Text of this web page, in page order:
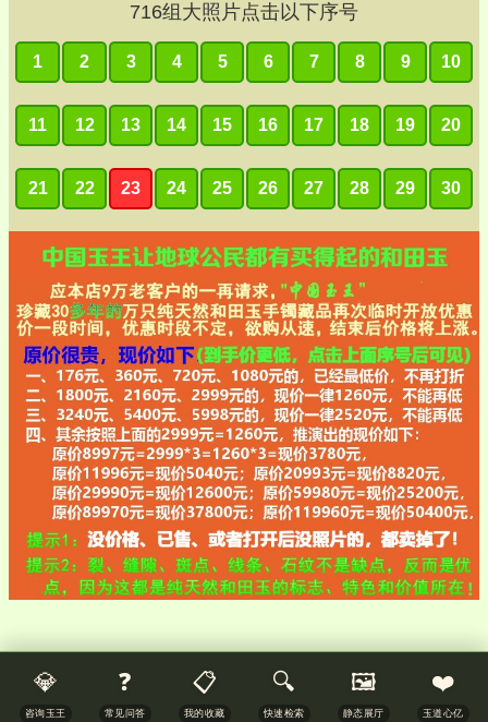
716组大照片点击以下序号
1 2 3 4 5 6 7 8 9 10
11 12 13 14 15 16 17 18 19 20
21 22 23 24 25 26 27 28 29 30
💎
咨询玉王
❓
常见问答
📋
我的收藏
🔍
快速检索
🖼️
静态展厅
❤️
玉道心亿